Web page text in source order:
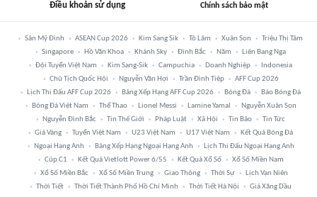
Điều khoản sử dụng Chính sách bảo mật
Sân Mỹ Đình ASEAN Cup 2026 Kim Sang Sik Tô Lâm Xuân Son
Triệu Thị Tâm
Singapore
Hồ Văn Khoa Khánh Sky Đình Bắc Năm
Liên Bang Nga
Đội Tuyển Việt Nam
Kim Sang-Sik Campuchia Doanh Nghiệp
Indonesia
Chủ Tịch Quốc Hội
Nguyễn Văn Hợi Trần Đình Tiệp
AFF Cup 2026
Lịch Thi Đấu AFF Cup 2026
Bảng Xếp Hạng AFF Cup 2026 Bóng Đá
Báo Bóng Đá
Bóng Đá Việt Nam
Thể Thao Lionel Messi Lamine Yamal
Nguyễn Xuân Son
Nguyễn Đình Bắc
Tin Thế Giới Pháp Luật Xã Hội Tin Bão
Tin Tức
Giá Vàng
Tuyển Việt Nam U23 Việt Nam U17 Việt Nam
Kết Quả Bóng Đá
Ngoại Hạng Anh
Bảng Xếp Hạng Ngoại Hạng Anh
Lịch Thi Đấu Ngoại Hạng Anh
Cúp C1
Kết Quả Vietlott Power 6/55 Kết Quả Xổ Số
Xổ Số Miền Nam
Xổ Số Miền Bắc
Xổ Số Miền Trung Giao Thông Thời Sự
Lịch Vạn Niên
Thời Tiết
Thời Tiết Thành Phố Hồ Chí Minh Thời Tiết Hà Nội Giá Xăng Dầu